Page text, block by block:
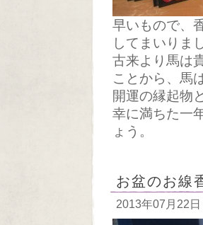
早いもので、
してまいりま
古来より馬は
ことから、馬
開運の縁起物
幸に満ちた一
ょう。
お盆のお線
2013年07月22日